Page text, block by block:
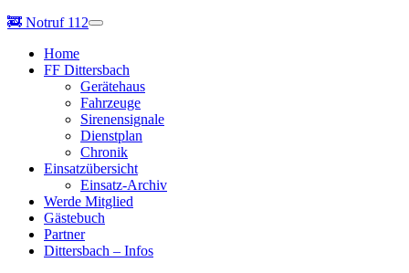
🚒 Notruf 112
Home
FF Dittersbach
Gerätehaus
Fahrzeuge
Sirenensignale
Dienstplan
Chronik
Einsatzübersicht
Einsatz-Archiv
Werde Mitglied
Gästebuch
Partner
Dittersbach – Infos